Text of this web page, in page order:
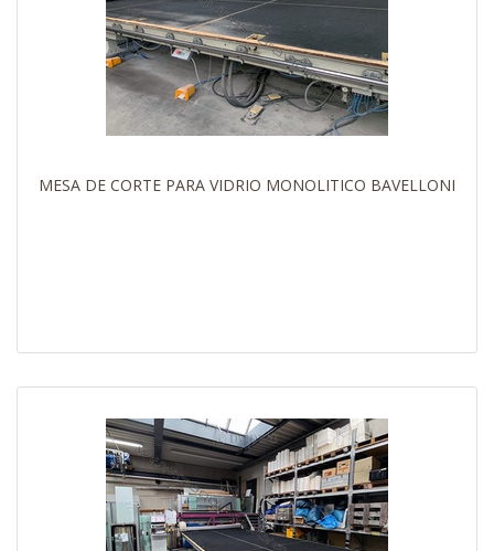
MESA DE CORTE PARA VIDRIO MONOLITICO BAVELLONI